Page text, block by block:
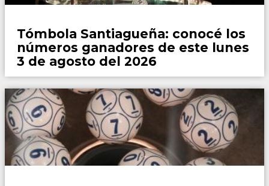
Tómbola Santiagueña: conocé los
números ganadores de este lunes
3 de agosto del 2026